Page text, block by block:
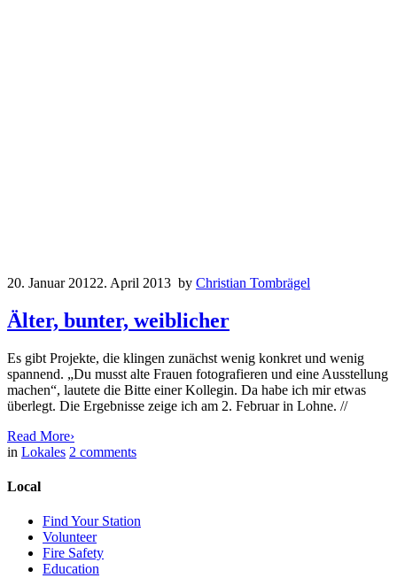
20. Januar 20122. April 2013 by Christian Tombrägel
Älter, bunter, weiblicher
Es gibt Projekte, die klingen zunächst wenig konkret und wenig
spannend. „Du musst alte Frauen fotografieren und eine Ausstellung
machen“, lautete die Bitte einer Kollegin. Da habe ich mir etwas
überlegt. Die Ergebnisse zeige ich am 2. Februar in Lohne. //
Read More›
in Lokales 2 comments
Local
Find Your Station
Volunteer
Fire Safety
Education